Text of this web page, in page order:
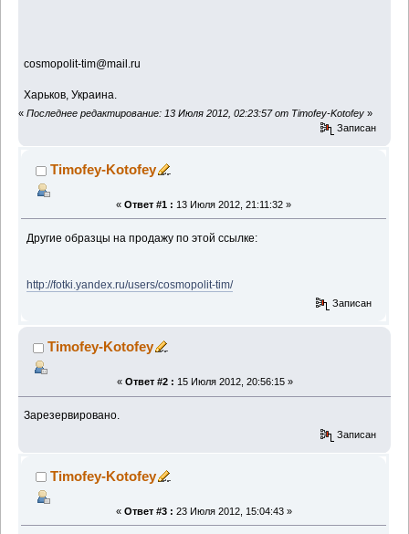
cosmopolit-tim@mail.ru
Харьков, Украина.
« Последнее редактирование: 13 Июля 2012, 02:23:57 от Timofey-Kotofey »
Записан
Timofey-Kotofey
« Ответ #1 : 13 Июля 2012, 21:11:32 »
Другие образцы на продажу по этой ссылке:
http://fotki.yandex.ru/users/cosmopolit-tim/
Записан
Timofey-Kotofey
« Ответ #2 : 15 Июля 2012, 20:56:15 »
Зарезервировано.
Записан
Timofey-Kotofey
« Ответ #3 : 23 Июля 2012, 15:04:43 »